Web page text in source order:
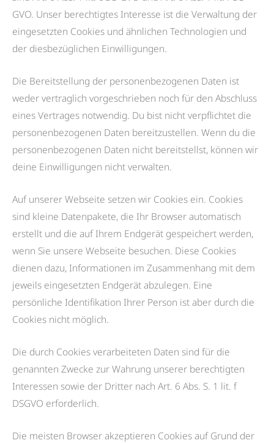
GVO. Unser berechtigtes Interesse ist die Verwaltung der
eingesetzten Cookies und ähnlichen Technologien und
der diesbezüglichen Einwilligungen.
Die Bereitstellung der personenbezogenen Daten ist
weder vertraglich vorgeschrieben noch für den Abschluss
eines Vertrages notwendig. Du bist nicht verpflichtet die
personenbezogenen Daten bereitzustellen. Wenn du die
personenbezogenen Daten nicht bereitstellst, können wir
deine Einwilligungen nicht verwalten.
Auf unserer Webseite setzen wir Cookies ein. Cookies
sind kleine Datenpakete, die Ihr Browser automatisch
erstellt und die auf Ihrem Endgerät gespeichert werden,
wenn Sie unsere Webseite besuchen. Diese Cookies
dienen dazu, Informationen im Zusammenhang mit dem
jeweils eingesetzten Endgerät abzulegen. Eine
persönliche Identifikation Ihrer Person ist aber durch die
Cookies nicht möglich.
Die durch Cookies verarbeiteten Daten sind für die
genannten Zwecke zur Wahrung unserer berechtigten
Interessen sowie der Dritter nach Art. 6 Abs. S. 1 lit. f
DSGVO erforderlich.
Die meisten Browser akzeptieren Cookies auf Grund der